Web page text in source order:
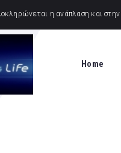
Home